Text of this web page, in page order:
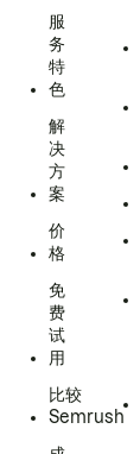
服
务
特
色
解
决
方
案
价
格
免
费
试
用
比较
Semrush